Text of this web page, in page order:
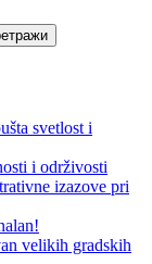
svetlost i
i održivosti
izazove pri
velikih gradskih